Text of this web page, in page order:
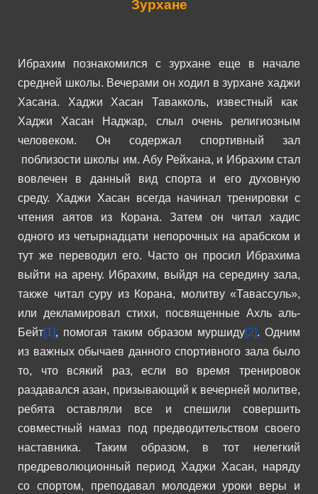
Зурхане
Ибрахим познакомился с зурхане еще в начале
средней школы. Вечерами он ходил в зурхане хаджи
Хасана. Хаджи Хасан Тавакколь, известный как
Хаджи Хасан Наджар, слыл очень религиозным
человеком. Он содержал спортивный зал
поблизости школы им. Абу Рейхана, и Ибрахим стал
вовлечен в данный вид спорта и его духовную
среду. Хаджи Хасан всегда начинал тренировки с
чтения аятов из Корана. Затем он читал хадис
одного из четырнадцати непорочных на арабском и
тут же переводил его. Часто он просил Ибрахима
выйти на арену. Ибрахим, выйдя на середину зала,
также читал суру из Корана, молитву «Тавассуль»,
или декламировал стихи, посвященные Ахль аль-
Бейт[1], помогая таким образом муршиду[2]. Одним
из важных обычаев данного спортивного зала было
то, что всякий раз, если во время тренировок
раздавался азан, призывающий к вечерней молитве,
ребята оставляли все и спешили совершить
совместный намаз под предводительством своего
наставника. Таким образом, в тот нелегкий
предреволюционный период Хаджи Хасан, наряду
со спортом, преподавал молодежи уроки веры и